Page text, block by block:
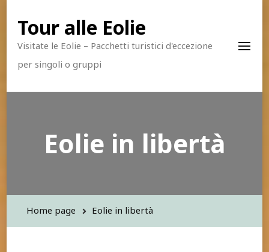
Tour alle Eolie
Visitate le Eolie – Pacchetti turistici d'eccezione
per singoli o gruppi
Eolie in libertà
Home page Eolie in libertà